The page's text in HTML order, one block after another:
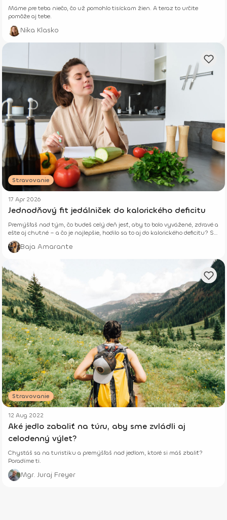
Máme pre teba niečo, čo už pomohlo tisíckam žien. A teraz to určite
pomôže aj tebe.
Nika Klasko
Stravovanie
17 Apr 2026
Jednodňový fit jedálniček do kalorického deficitu
Premýšľaš nad tým, čo budeš celý deň jesť, aby to bolo vyvážené, zdravé a
ešte aj chutné – a čo je najlepšie, hodilo sa to aj do kalorického deficitu? Si
tu správne.
Baja Amarante
Stravovanie
12 Aug 2022
Aké jedlo zabaliť na túru, aby sme zvládli aj
celodenný výlet?
Chystáš sa na turistiku a premýšľaš nad jedlom, ktoré si máš zbaliť?
Poradíme ti.
Mgr. Juraj Freyer